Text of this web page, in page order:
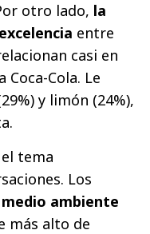
otro lado, la
entre
casi en
Cola. Le
y limón (24%),
tema
Los
ambiente
más alto de